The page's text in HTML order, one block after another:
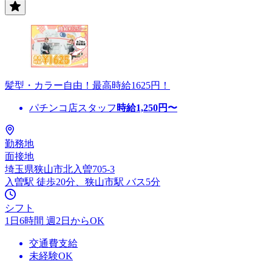
髪型・カラー自由！最高時給1625円！
パチンコ店スタッフ 時給1,250円〜
勤務地
面接地
埼玉県狭山市北入曽705-3
入曽駅 徒歩20分、狭山市駅 バス5分
シフト
1日6時間 週2日からOK
交通費支給
未経験OK